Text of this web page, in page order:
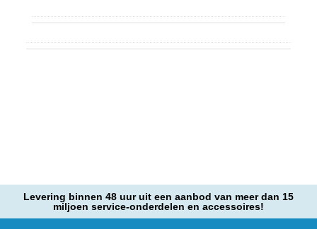
Levering binnen 48 uur uit een aanbod van meer dan 15
miljoen service-onderdelen en accessoires!